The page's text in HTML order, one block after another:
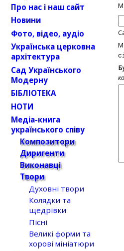
Про нас і наш сайт
Новини
Фото, відео, аудіо
Українська церковна
архітектура
Сад Українського
Модерну
БІБЛІОТЕКА
НОТИ
Медіа-книга
українського співу
Композитори
Диригенти
Виконавці
Твори
Духовні твори
Колядки та
щедрівки
Пісні
Великі форми та
хорові мініатюри